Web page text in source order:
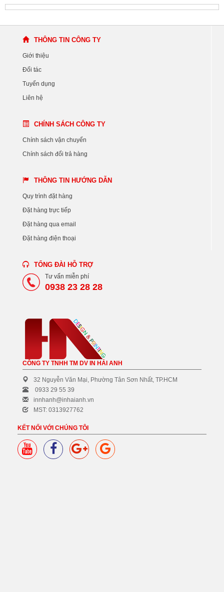
THÔNG TIN CÔNG TY
Giới thiệu
Đối tác
Tuyển dụng
Liên hệ
CHÍNH SÁCH CÔNG TY
Chính sách vận chuyển
Chính sách đổi trả hàng
THÔNG TIN HƯỚNG DẪN
Quy trình đặt hàng
Đặt hàng trực tiếp
Đặt hàng qua email
Đặt hàng điện thoại
TỔNG ĐÀI HỖ TRỢ
Tư vấn miễn phí
0938 23 28 28
CÔNG TY TNHH TM DV IN HẢI ANH
32 Nguyễn Văn Mại, Phường Tân Sơn Nhất, TP.HCM
0933 29 55 39
innhanh@inhaianh.vn
MST: 0313927762
KẾT NỐI VỚI CHÚNG TÔI